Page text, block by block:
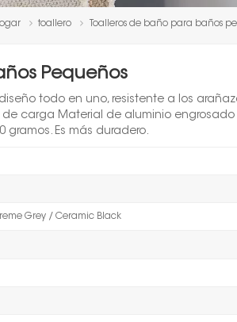
toallero Toalleros de baño para baños
Pequeños
todo en uno, resistente a los
carga Material de aluminio engrosado
Es más duradero.
Grey / Ceramic Black